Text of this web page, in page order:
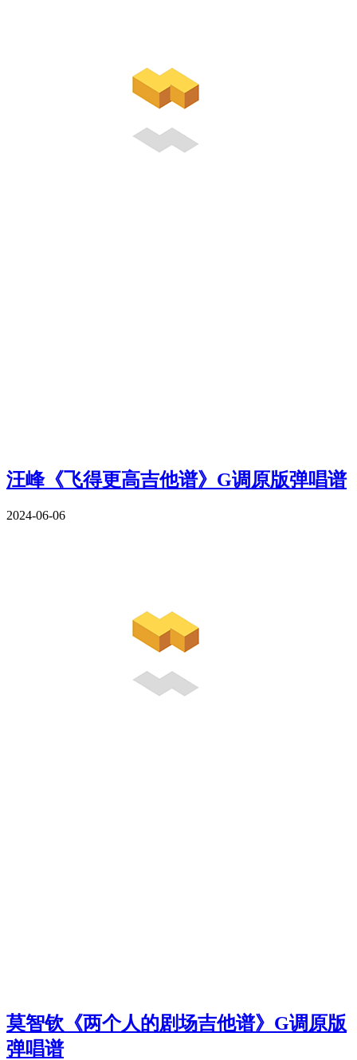
汪峰《飞得更高吉他谱》G调原版弹唱谱
2024-06-06
莫智钦《两个人的剧场吉他谱》G调原版
弹唱谱